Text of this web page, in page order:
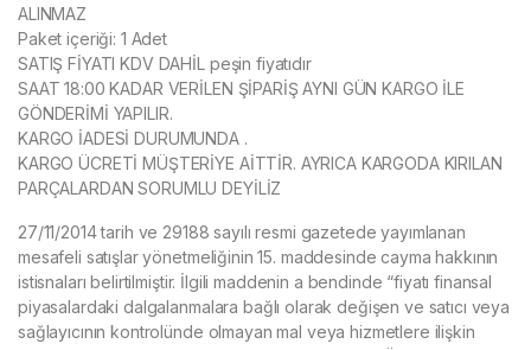
ALINMAZ
Paket içeriği: 1 Adet
SATIŞ FİYATI KDV DAHİL peşin fiyatıdır
SAAT 18:00 KADAR VERİLEN ŞİPARİŞ AYNI GÜN KARGO İLE
GÖNDERİMİ YAPILIR.
KARGO İADESİ DURUMUNDA .
KARGO ÜCRETİ MÜŞTERİYE AİTTİR. AYRICA KARGODA KIRILAN
PARÇALARDAN SORUMLU DEYİLİZ
27/11/2014 tarih ve 29188 sayılı resmi gazetede yayımlanan
mesafeli satışlar yönetmeliğinin 15. maddesinde cayma hakkının
istisnaları belirtilmiştir. İlgili maddenin a bendinde “fiyatı finansal
piyasalardaki dalgalanmalara bağlı olarak değişen ve satıcı veya
sağlayıcının kontrolünde olmayan mal veya hizmetlere ilişkin